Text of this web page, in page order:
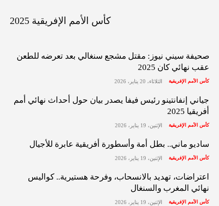
كأس الأمم الإفريقية 2025
صحيفة سيني نيوز: مقتل مشجع سنغالي بعد تعرضه للطعن
عقب نهائي كان 2025
كأس الأمم الإفريقية الثلاثاء، 20 يناير، 2026
جياني إنفانتينو رئيس فيفا يصدر بيان حول أحداث نهائي أمم
أفريقيا 2025
كأس الأمم الإفريقية الإثنين، 19 يناير، 2026
ساديو ماني.. بطل أمة وأسطورة أفريقية عابرة للأجيال
كأس الأمم الإفريقية الإثنين، 19 يناير، 2026
اعتراضات، تهديد بالانسحاب، وفرحة هستيرية.. كواليس
نهائي المغرب والسنغال
كأس الأمم الإفريقية الإثنين، 19 يناير، 2026